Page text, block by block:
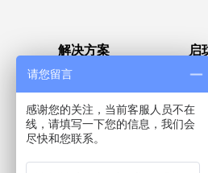
解决方案
步进电机
PLC控制器
工业机器人
启
DC
请您留言
感谢您的关注，当前客服人员不在
线，请填写一下您的信息，我们会
尽快和您联系。